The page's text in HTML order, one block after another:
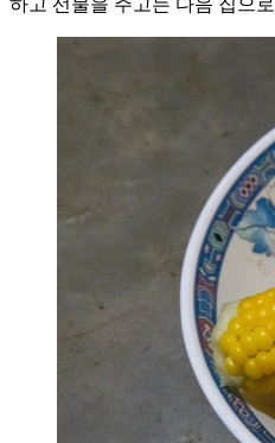
하고 선물을 주고는 다음 집으